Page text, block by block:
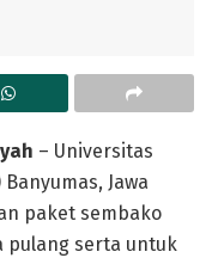
– Universitas
Jawa
paket sembako
pulang serta untuk